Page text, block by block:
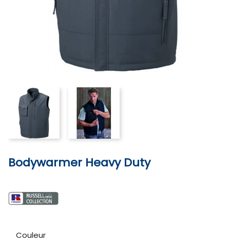
Bodywarmer Heavy Duty
Couleur